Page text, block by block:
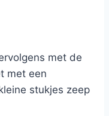
met de
met een
stukjes zeep